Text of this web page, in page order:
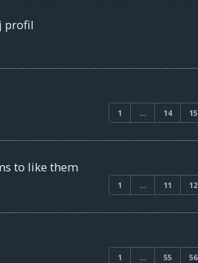
profil
1 … 14 15
to like them
1 … 11 12
1 … 55 56